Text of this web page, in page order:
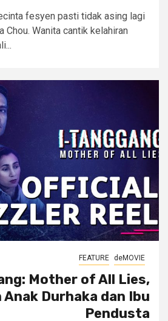
fesyen pasti tidak asing lagi
Chou. Wanita cantik kelahiran
FEATURE deMOVIE
Mother of All Lies,
Anak Durhaka dan Ibu
Pendusta